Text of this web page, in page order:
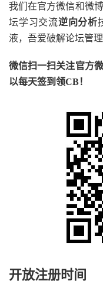
我们在官方微信和微
坛学习交流逆向分析
液，吾爱破解论坛管
微信扫一扫关注官方
以每天签到领CB！
开放注册时间